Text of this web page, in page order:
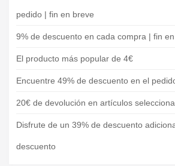
pedido | fin en breve
9% de descuento en cada compra | fin
El producto más popular de 4€
Encuentre 49% de descuento en el
20€ de devolución en artículos
Disfrute de un 39% de descuento
descuento